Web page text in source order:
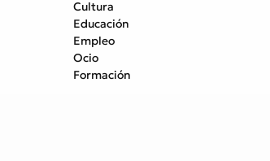
Cultura
Educación
Empleo
Ocio
Formación